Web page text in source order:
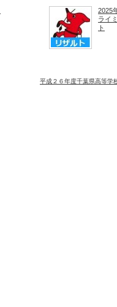
2025
ライ
ト
平成２６年度千葉県高等学